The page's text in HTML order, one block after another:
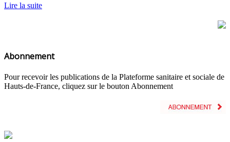
Lire la suite
Abonnement
Pour recevoir les publications de la Plateforme sanitaire et sociale de
Hauts-de-France, cliquez sur le bouton Abonnement